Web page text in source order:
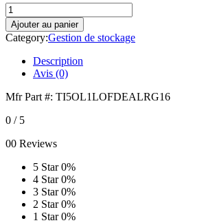
quantité
de
TRUE
IMAGE
2018
COMPUTERS
1-
Ajouter au panier
Category:Gestion de stockage
Description
Avis (0)
Mfr Part #: TI5OL1LOFDEALRG16
0 / 5
00 Reviews
5 Star 0%
4 Star 0%
3 Star 0%
2 Star 0%
1 Star 0%